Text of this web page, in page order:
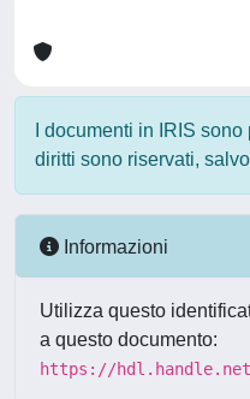
I documenti in IRIS
diritti sono riservati,
Informazioni
Utilizza questo
a questo documento:
https://hdl.handle.net/